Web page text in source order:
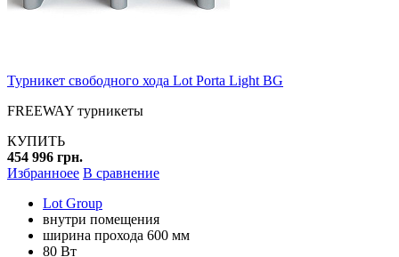
Турникет свободного хода Lot Porta Light BG
FREEWAY турникеты
КУПИТЬ
454 996 грн.
Избранноее В сравнение
Lot Group
внутри помещения
ширина прохода 600 мм
80 Вт